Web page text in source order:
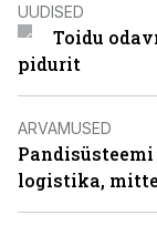
UUDISED
Toidu
pidurit
ARVAMUSED
logistika,